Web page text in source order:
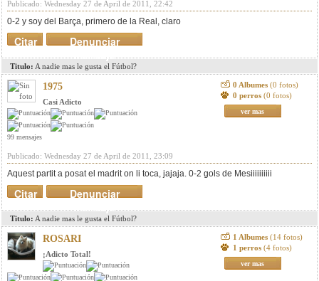
Publicado: Wednesday 27 de April de 2011, 22:42
0-2 y soy del Barça, primero de la Real, claro
Denunciar
mensaje
Citar
Titulo: A nadie mas le gusta el Fútbol?
1975
Casi Adicto
99 mensajes
0 Albumes (0 fotos)
0 perros (0 fotos)
ver mas
Publicado: Wednesday 27 de April de 2011, 23:09
Aquest partit a posat el madrit on li toca, jajaja. 0-2 gols de Mesiiiiiiiiii
Denunciar
mensaje
Citar
Titulo: A nadie mas le gusta el Fútbol?
ROSARI
¡Adicto Total!
1 Albumes (14 fotos)
1 perros (4 fotos)
ver mas